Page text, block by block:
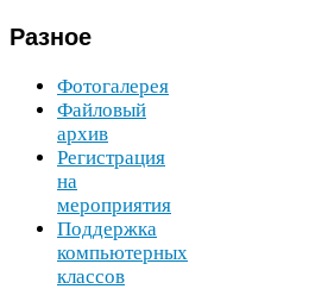
Разное
Фотогалерея
Файловый
архив
Регистрация
на
мероприятия
Поддержка
компьютерных
классов